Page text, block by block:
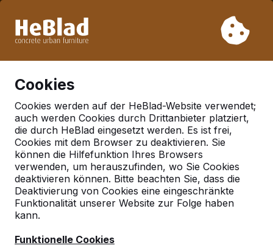
Woche 33 nicht. Bitte berücksichtigen Sie daher längere
Cookies
Cookies werden auf der HeBlad-Website verwendet;
auch werden Cookies durch Drittanbieter platziert,
die durch HeBlad eingesetzt werden. Es ist frei,
Cookies mit dem Browser zu deaktivieren. Sie
können die Hilfefunktion Ihres Browsers
verwenden, um herauszufinden, wo Sie Cookies
deaktivieren können. Bitte beachten Sie, dass die
Deaktivierung von Cookies eine eingeschränkte
Funktionalität unserer Website zur Folge haben
kann.
Funktionelle Cookies
Sitzspielbank